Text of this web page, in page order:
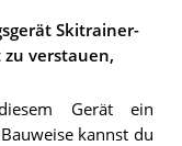
Skitrainer-
verstauen,
Gerät ein
kannst du